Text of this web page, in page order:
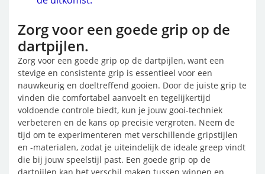
Zorg voor een goede grip op de
dartpijlen.
Zorg voor een goede grip op de dartpijlen, want een
stevige en consistente grip is essentieel voor een
nauwkeurig en doeltreffend gooien. Door de juiste grip te
vinden die comfortabel aanvoelt en tegelijkertijd
voldoende controle biedt, kun je jouw gooi-techniek
verbeteren en de kans op precisie vergroten. Neem de
tijd om te experimenteren met verschillende gripstijlen
en -materialen, zodat je uiteindelijk de ideale greep vindt
die bij jouw speelstijl past. Een goede grip op de